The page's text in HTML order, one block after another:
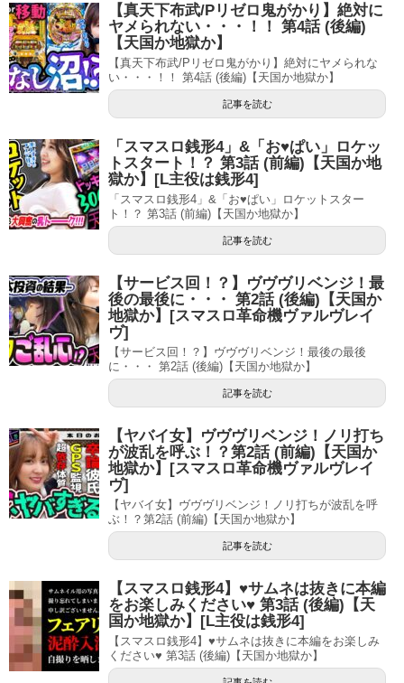
【真天下布武/Pリゼロ鬼がかり】絶対に
ヤメられない・・・！！ 第4話 (後編)
【天国か地獄か】
【真天下布武/Pリゼロ鬼がかり】絶対にヤメられな
い・・・！！ 第4話 (後編)【天国か地獄か】
記事を読む
「スマスロ銭形4」&「お♥ぱい」ロケッ
トスタート！？ 第3話 (前編)【天国か地
獄か】[L主役は銭形4]
「スマスロ銭形4」&「お♥ぱい」ロケットスター
ト！？ 第3話 (前編)【天国か地獄か】
記事を読む
【サービス回！？】ヴヴヴリベンジ！最
後の最後に・・・ 第2話 (後編)【天国か
地獄か】[スマスロ革命機ヴァルヴレイ
ヴ]
【サービス回！？】ヴヴヴリベンジ！最後の最後
に・・・ 第2話 (後編)【天国か地獄か】
記事を読む
【ヤバイ女】ヴヴヴリベンジ！ノリ打ち
が波乱を呼ぶ！？第2話 (前編)【天国か
地獄か】[スマスロ革命機ヴァルヴレイ
ヴ]
【ヤバイ女】ヴヴヴリベンジ！ノリ打ちが波乱を呼
ぶ！？第2話 (前編)【天国か地獄か】
記事を読む
【スマスロ銭形4】♥サムネは抜きに本編
をお楽しみください♥ 第3話 (後編)【天
国か地獄か】[L主役は銭形4]
【スマスロ銭形4】♥サムネは抜きに本編をお楽しみ
ください♥ 第3話 (後編)【天国か地獄か】